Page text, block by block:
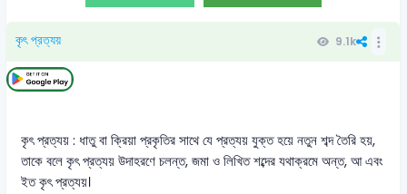
কৃৎ প্রত্যয় 9.1k
কৃৎ প্রত্যয় : ধাতু বা ক্রিয়া প্রকৃতির সাথে যে প্রত্যয় যুক্ত হয়ে নতুন শব্দ তৈরি হয়,
তাকে বলে কৃৎ প্রত্যয় উদাহরণে চলন্ত, জমা ও লিখিত শব্দের যথাক্রমে অন্ত, আ এবং
ইত কৃৎ প্রত্যয়।